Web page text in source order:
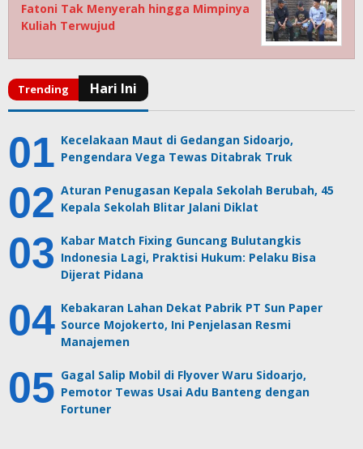
Fatoni Tak Menyerah hingga Mimpinya
Kuliah Terwujud
Kecelakaan Maut di Gedangan Sidoarjo,
Pengendara Vega Tewas Ditabrak Truk
Aturan Penugasan Kepala Sekolah Berubah, 45
Kepala Sekolah Blitar Jalani Diklat
Kabar Match Fixing Guncang Bulutangkis
Indonesia Lagi, Praktisi Hukum: Pelaku Bisa
Dijerat Pidana
Kebakaran Lahan Dekat Pabrik PT Sun Paper
Source Mojokerto, Ini Penjelasan Resmi
Manajemen
Gagal Salip Mobil di Flyover Waru Sidoarjo,
Pemotor Tewas Usai Adu Banteng dengan
Fortuner